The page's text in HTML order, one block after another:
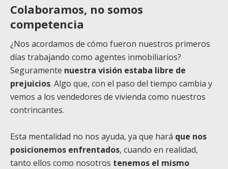
Colaboramos, no somos
competencia
¿Nos acordamos de cómo fueron nuestros primeros
días trabajando como agentes inmobiliarios?
Seguramente nuestra visión estaba libre de
prejuicios. Algo que, con el paso del tiempo cambia y
vemos a los vendedores de vivienda como nuestros
contrincantes.
Esta mentalidad no nos ayuda, ya que hará que nos
posicionemos enfrentados, cuando en realidad,
tanto ellos como nosotros tenemos el mismo